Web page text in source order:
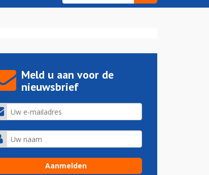
Meld u aan voor de
nieuwsbrief